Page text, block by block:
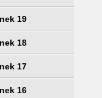
19
18
17
16